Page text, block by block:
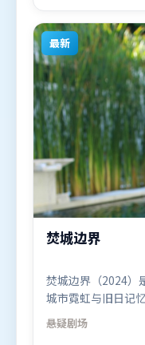
观众观看。
最新
焚城边界
焚城边界（2024）
城市霓虹与旧日记
断付出代价。高潮
回扣同时完成。由
悬疑剧场